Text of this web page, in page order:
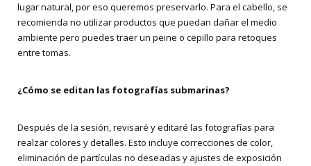
lugar natural, por eso queremos preservarlo. Para el cabello, se
recomienda no utilizar productos que puedan dañar el medio
ambiente pero puedes traer un peine o cepillo para retoques
entre tomas.
¿Cómo se editan las fotografías submarinas?
Después de la sesión, revisaré y editaré las fotografías para
realzar colores y detalles. Esto incluye correcciones de color,
eliminación de partículas no deseadas y ajustes de exposición